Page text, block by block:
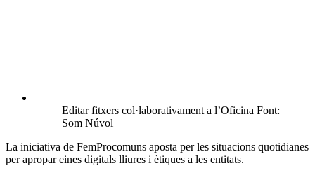
Editar fitxers col·laborativament a l’Oficina Font:
Som Núvol
La iniciativa de FemProcomuns aposta per les situacions quotidianes
per apropar eines digitals lliures i ètiques a les entitats.